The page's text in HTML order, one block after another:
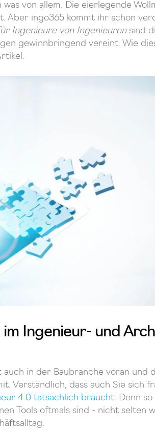
von allem. Die eierlegende
Aber ingo365 kommt ihr schon
Ingenieure von Ingenieurensind
gewinnbringend vereint. Wie
Ingenieur- und
in der Baubranche voran und
Verständlich, dass auch Sie sich
4.0 tatsächlich braucht. Denn
Tools oftmals sind - nicht selten